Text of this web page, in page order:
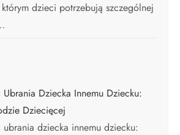
dzieci potrzebują szczególnej
Ubrania Dziecka Innemu Dziecku:
Dziecięcej
ubrania dziecka innemu dziecku: